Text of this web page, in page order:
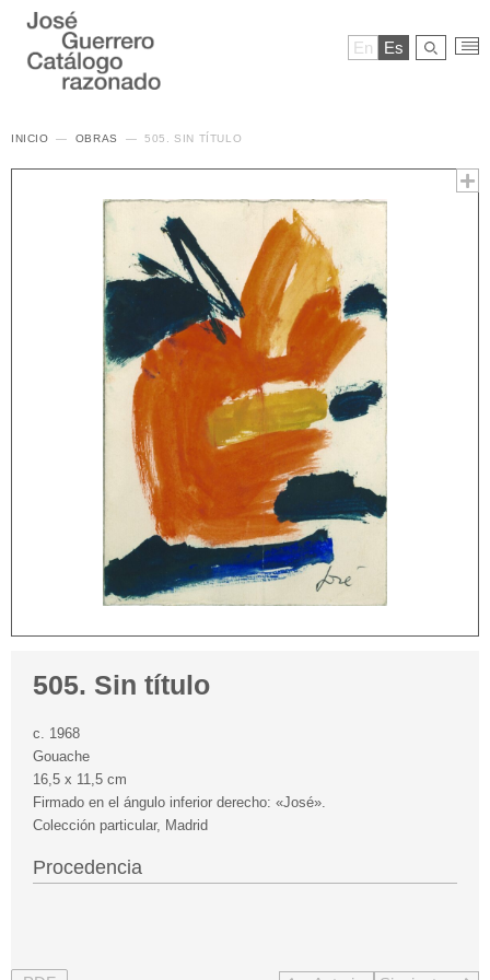
En Es
INICIO OBRAS 505. SIN TÍTULO
505. Sin título
c. 1968
Gouache
16,5 x 11,5 cm
Firmado en el ángulo inferior derecho: «José».
Colección particular, Madrid
Procedencia